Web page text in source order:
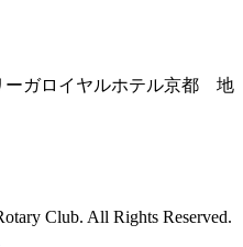
ーガロイヤルホテル京都 地
Club. All Rights Reserved.